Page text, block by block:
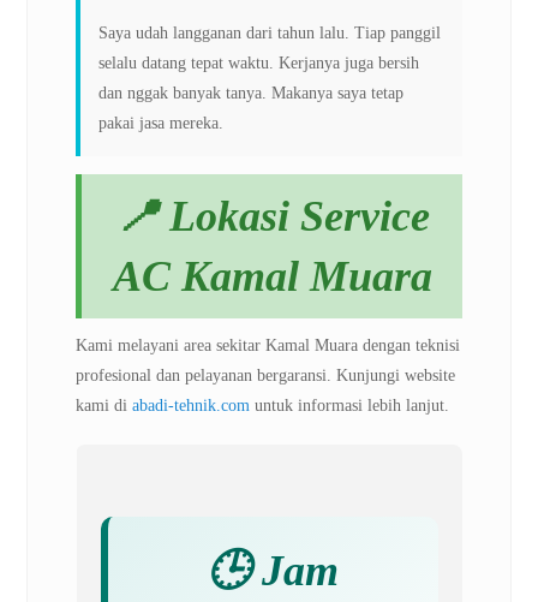
Saya udah langganan dari tahun lalu. Tiap panggil
selalu datang tepat waktu. Kerjanya juga bersih
dan nggak banyak tanya. Makanya saya tetap
pakai jasa mereka.
📍 Lokasi Service
AC Kamal Muara
Kami melayani area sekitar Kamal Muara dengan teknisi
profesional dan pelayanan bergaransi. Kunjungi website
kami diabadi-tehnik.com untuk informasi lebih lanjut.
🕒 Jam